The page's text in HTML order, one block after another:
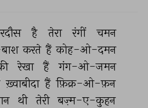
है तेरा रंगीं
चमन
करते हैं कोह-ओ-दमन
रेखा हैं
गंग-ओ-जमन
ख़्वाबीदा हैं फ़िक्र-ओ-फ़न
थी तेरी बज़्म-ए-कुहन